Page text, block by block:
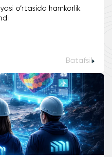
o‘rtasida hamkorlik
Batafsil